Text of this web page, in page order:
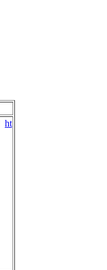
ht